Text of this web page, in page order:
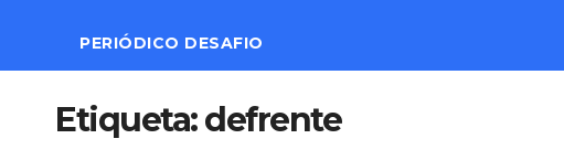
PERIÓDICO DESAFIO
Etiqueta:defrente